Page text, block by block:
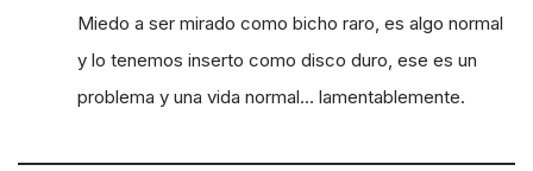
Miedo a ser mirado como bicho raro, es algo normal
y lo tenemos inserto como disco duro, ese es un
problema y una vida normal… lamentablemente.